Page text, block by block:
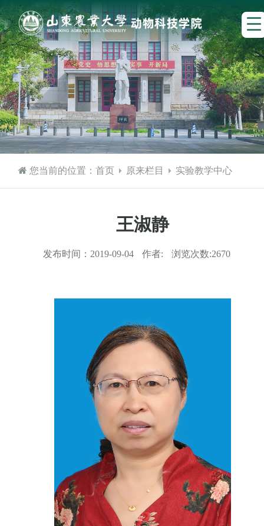
您当前的位置：首页 原来栏目 实验教学中心
王淑静
发布时间： 2019-09-04 作者: 浏览次数:2670